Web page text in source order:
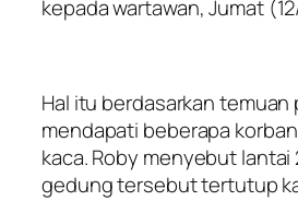
kepada wartawan, Jumat
Hal itu berdasarkan temuan
mendapati beberapa
kaca. Roby menyebut lantai
gedung tersebut tertutup